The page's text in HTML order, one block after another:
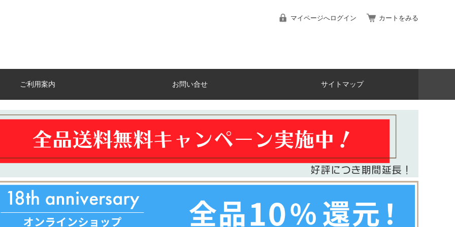
マイページへログイン カートをみる
ご利用案内 お問い合せ サイトマップ